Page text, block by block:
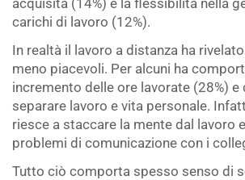
carichi di lavoro (12%).
In realtà il lavoro a distanza ha
meno piacevoli. Per alcuni ha
incremento delle ore lavorate (28%)
separare lavoro e vita personale.
riesce a staccare la mente dal lavoro
problemi di comunicazione con i
Tutto ciò comporta spesso senso di